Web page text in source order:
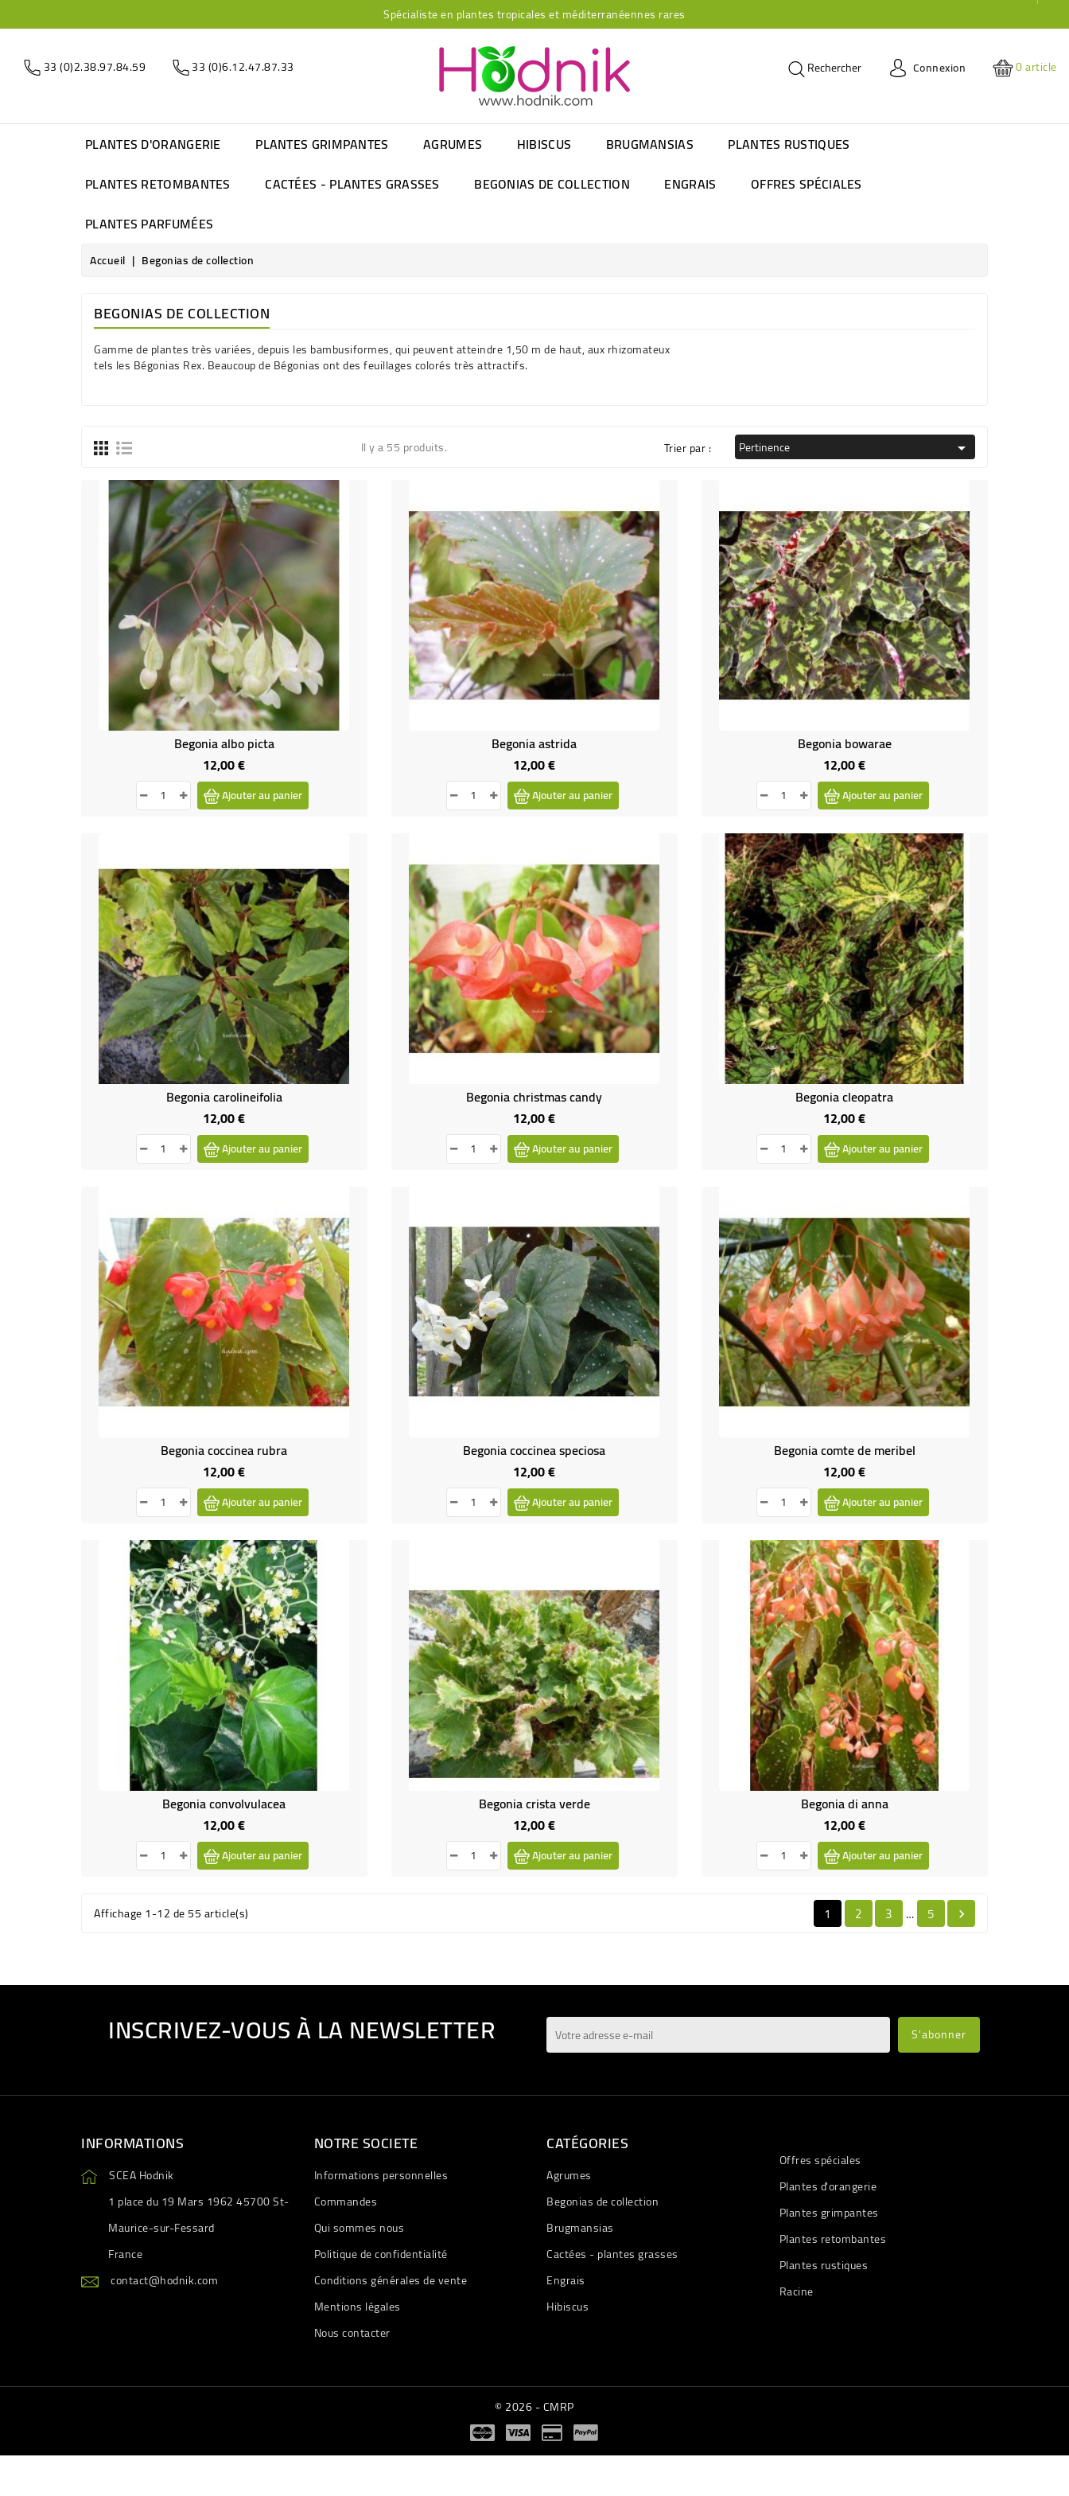
Spécialiste en plantes tropicales et méditerranéennes rares
33 (0)2.38.97.84.59 33 (0)6.12.47.87.33 Rechercher Connexion 0article
PLANTES D'ORANGERIE PLANTES GRIMPANTES AGRUMES HIBISCUS BRUGMANSIAS
PLANTES RUSTIQUES
PLANTES RETOMBANTES
CACTÉES - PLANTES GRASSES BEGONIAS DE COLLECTION ENGRAIS
OFFRES SPÉCIALES
PLANTES PARFUMÉES
Accueil Begonias de collection
BEGONIAS DE COLLECTION
Gamme de plantes très variées, depuis les bambusiformes, qui peuvent atteindre 1,50 m de haut, aux rhizomateux
tels les Bégonias Rex. Beaucoup de Bégonias ont des feuillages colorés très attractifs.
Il y a 55 produits. Trier par : Pertinence 
Begonia albo picta
12,00 €Prix
Ajouter au panier
Begonia astrida
12,00 €Prix
Ajouter au panier
Begonia bowarae
12,00 €Prix
Ajouter au panier
Begonia carolineifolia
12,00 €Prix
Ajouter au panier
Begonia christmas candy
12,00 €Prix
Ajouter au panier
Begonia cleopatra
12,00 €Prix
Ajouter au panier
Begonia coccinea rubra
12,00 €Prix
Ajouter au panier
Begonia coccinea speciosa
12,00 €Prix
Ajouter au panier
Begonia comte de meribel
12,00 €Prix
Ajouter au panier
Begonia convolvulacea
12,00 €Prix
Ajouter au panier
Begonia crista verde
12,00 €Prix
Ajouter au panier
Begonia di anna
12,00 €Prix
Ajouter au panier
Affichage 1-12 de 55 article(s) 1 2 3 … 5 
INSCRIVEZ-VOUS À LA NEWSLETTER
INFORMATIONS
SCEA Hodnik
1 place du 19 Mars 1962 45700 St-
Maurice-sur-Fessard
France
contact@hodnik.com
NOTRE SOCIETE
Informations personnelles
Commandes
Qui sommes nous
Politique de confidentialité
Conditions générales de vente
Mentions légales
Nous contacter
CATÉGORIES
Agrumes
Begonias de collection
Brugmansias
Cactées - plantes grasses
Engrais
Hibiscus
Offres spéciales
Plantes d'orangerie
Plantes grimpantes
Plantes retombantes
Plantes rustiques
Racine
© 2026 - CMRP